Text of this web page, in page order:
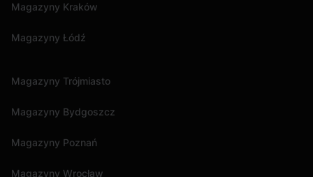
Magazyny Kraków
Magazyny Łódź
Magazyny Trójmiasto
Magazyny Bydgoszcz
Magazyny Poznań
Magazyny Wrocław